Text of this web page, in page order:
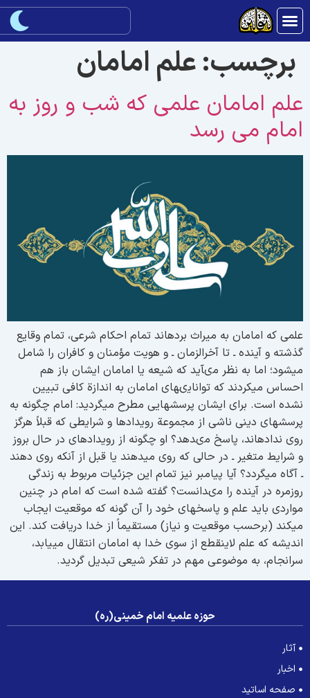
برچسب:علم امامان
امامان علمی که شب و روز به
می رسد
که امامان به میراث بردهاند تمام احکام شرعی، تمام وقایع
و آینده ـ تا آخرالزمان ـ و هویت مؤمنان و کافران را شامل
اما به نظر مىآيد که شیعه یا امامان ایشان باز هم
میکردند که توانايىهای امامان به اندازة كافى تبیین
است. برای ایشان پرسشهایی مطرح میگردید: امام چگونه به
دینی ناشى از مجموعة رویدادها و شرایطی که قبلاً هرگز
ندادهاند، پاسخ مىدهد؟ او چگونه از رویدادهای در حال بروز
شرایط متغیر ـ در حالی که روی میدهند یا قبل از آنکه روی دهند
آگاه میگردد؟ آيا پیامبر نيز تمام اين جزئیات مربوط به زندگی
در آینده را مىدانست؟ گفته شده است که امام در چنین
باید علم و پاسخهای خود را آن گونه که موقعیت ايجاب
(برحسب موقعيت و نياز) مستقیماً از خدا دریافت کند. اين
كه علم لاینقطع از سوی خدا به امامان انتقال مییابد،
به موضوعى مهم در تفکر شیعی تبدیل گردید.
حوزه علمیه امام خمینی(ره)
آثار
اخبار
صفحه اساتید